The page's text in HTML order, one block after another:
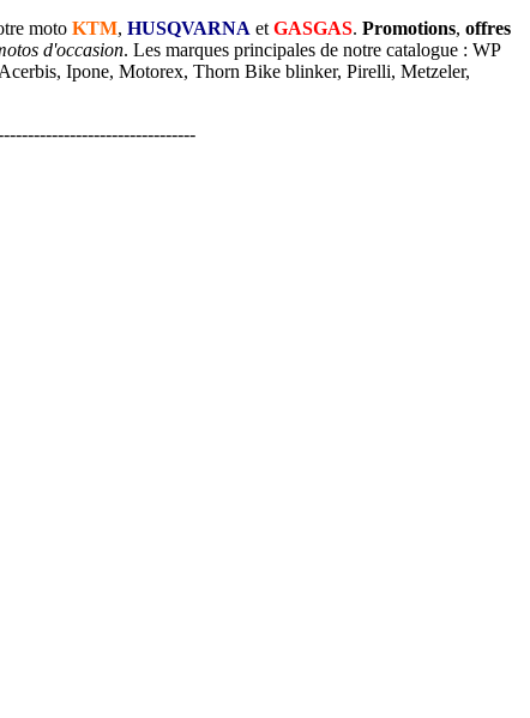
moto KTM, HUSQVARNA et GASGAS. Promotions, offres
d'occasion. Les marques principales de notre catalogue : WP
Ipone, Motorex, Thorn Bike blinker, Pirelli, Metzeler,